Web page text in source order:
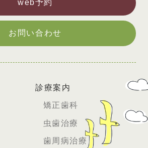
web予約
お問い合わせ
診療案内
矯正歯科
虫歯治療
歯周病治療